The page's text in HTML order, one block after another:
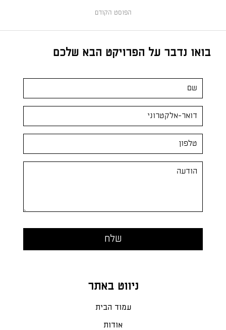
הפוסט הקודם
ניווט באתר
עמוד הבית
אודות
בואו נדבר על הפרויקט הבא שלכם